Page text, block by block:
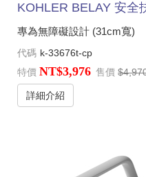
KOHLER BELAY 安全
專為無障礙設計 (31cm寬)
代碼 k-33676t-cp
特價 NT$3,976 售價
詳細介紹